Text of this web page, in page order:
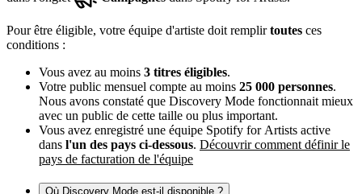
Pour être éligible, votre équipe d'artiste doit remplirtoutes ces
conditions :
Vous avez au moins 3 titres éligibles.
Votre public mensuel compte au moins 25 000 personnes.
Nous avons constaté que Discovery Mode fonctionnait mieux
avec un public de cette taille ou plus important.
Vous avez enregistré une équipe Spotify for Artists active
dans l'un des pays ci-dessous. Découvrir comment définir le
pays de facturation de l'équipe
Où Discovery Mode est-il disponible ?